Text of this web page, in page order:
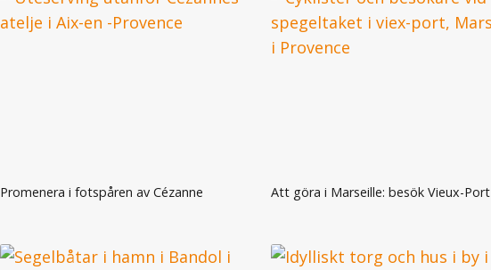
Promenera i fotspåren av Cézanne Att göra i Marseille: besök Vieux-Port